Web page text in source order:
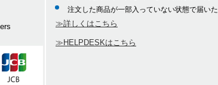
注文した商品が一部入っていない状態で届いた
≫詳しくはこちら
≫HELPDESKはこちら